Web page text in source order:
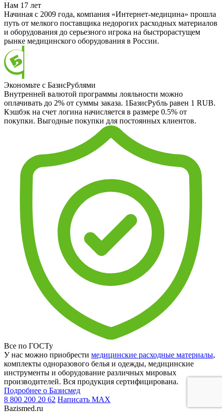
Нам 17 лет
Начиная с 2009 года, компания «Интернет-медицина» прошла
путь от мелкого поставщика недорогих расходных материалов
и оборудования до серьезного игрока на быстрорастущем
рынке медицинского оборудования в России.
Экономьте с БазисРублями
Внутренней валютой программы лояльности можно
оплачивать до 2% от суммы заказа. 1БазисРубль равен 1 RUB.
Кэшбэк на счет логина начисляется в размере 0.5% от
покупки. Выгодные покупки для постоянных клиентов.
Все по ГОСТу
У нас можно приобрести медицинские расходные материалы,
комплекты одноразового белья и одежды, медицинские
инструменты и оборудование различных мировых
производителей. Вся продукция сертифицирована.
Подробнее о Базисмед
8 800 200 20 62 Написать MAX
Bazismed.ru